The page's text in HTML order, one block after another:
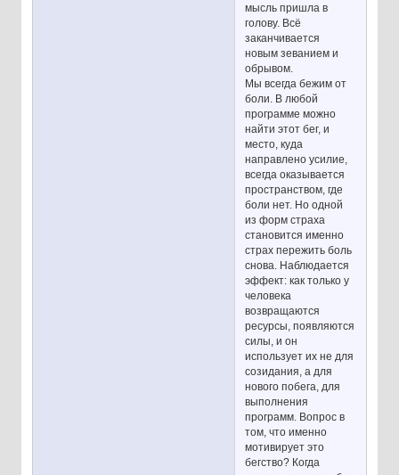
мысль пришла в
голову. Всё
заканчивается
новым зеванием и
обрывом.
Мы всегда бежим от
боли. В любой
программе можно
найти этот бег, и
место, куда
направлено усилие,
всегда оказывается
пространством, где
боли нет. Но одной
из форм страха
становится именно
страх пережить боль
снова. Наблюдается
эффект: как только у
человека
возвращаются
ресурсы, появляются
силы, и он
использует их не для
созидания, а для
нового побега, для
выполнения
программ. Вопрос в
том, что именно
мотивирует это
бегство? Когда